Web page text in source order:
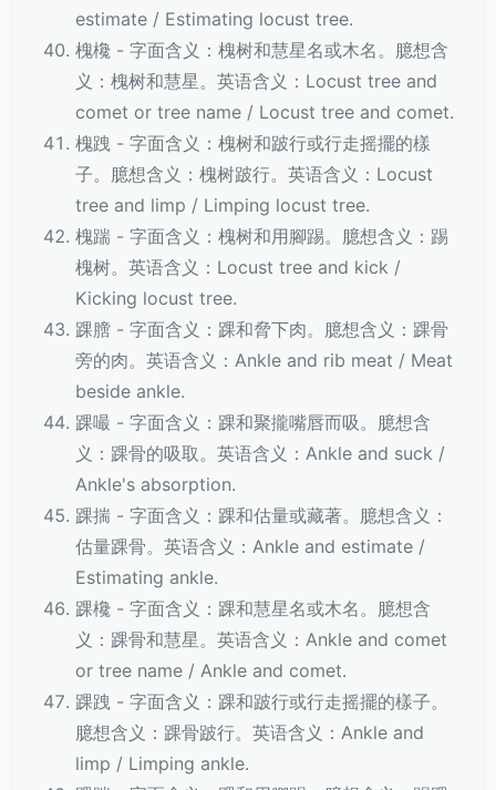
estimate / Estimating locust tree.
槐欃 - 字面含义：槐树和慧星名或木名。臆想含
义：槐树和慧星。英语含义：Locust tree and
comet or tree name / Locust tree and comet.
槐跩 - 字面含义：槐树和跛行或行走摇擺的樣
子。臆想含义：槐树跛行。英语含义：Locust
tree and limp / Limping locust tree.
槐踹 - 字面含义：槐树和用腳踢。臆想含义：踢
槐树。英语含义：Locust tree and kick /
Kicking locust tree.
踝膪 - 字面含义：踝和脅下肉。臆想含义：踝骨
旁的肉。英语含义：Ankle and rib meat / Meat
beside ankle.
踝嘬 - 字面含义：踝和聚攏嘴唇而吸。臆想含
义：踝骨的吸取。英语含义：Ankle and suck /
Ankle's absorption.
踝揣 - 字面含义：踝和估量或藏著。臆想含义：
估量踝骨。英语含义：Ankle and estimate /
Estimating ankle.
踝欃 - 字面含义：踝和慧星名或木名。臆想含
义：踝骨和慧星。英语含义：Ankle and comet
or tree name / Ankle and comet.
踝跩 - 字面含义：踝和跛行或行走摇擺的樣子。
臆想含义：踝骨跛行。英语含义：Ankle and
limp / Limping ankle.